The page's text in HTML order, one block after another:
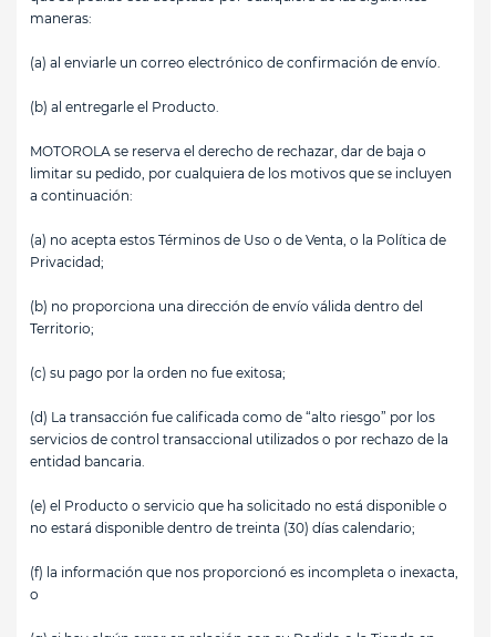
maneras:
(a) al enviarle un correo electrónico de confirmación de envío.
(b) al entregarle el Producto.
MOTOROLA se reserva el derecho de rechazar, dar de baja o
limitar su pedido, por cualquiera de los motivos que se incluyen
a continuación:
(a) no acepta estos Términos de Uso o de Venta, o la Política de
Privacidad;
(b) no proporciona una dirección de envío válida dentro del
Territorio;
(c) su pago por la orden no fue exitosa;
(d) La transacción fue calificada como de “alto riesgo” por los
servicios de control transaccional utilizados o por rechazo de la
entidad bancaria.
(e) el Producto o servicio que ha solicitado no está disponible o
no estará disponible dentro de treinta (30) días calendario;
(f) la información que nos proporcionó es incompleta o inexacta,
o